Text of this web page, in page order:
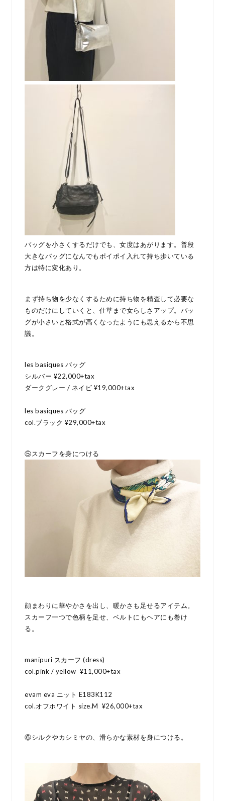
バッグを小さくするだけでも、女度はあがります。普段
大きなバッグになんでもポイポイ入れて持ち歩いている
方は特に変化あり。
まず持ち物を少なくするために持ち物を精査して必要な
ものだけにしていくと、仕草まで女らしさアップ。バッ
グが小さいと格式が高くなったようにも思えるから不思
議。
les basiques バッグ
シルバー ¥22,000+tax
ダークグレー / ネイビ ¥19,000+tax
les basiques バッグ
col.ブラック ¥29,000+tax
⑤スカーフを身につける
顔まわりに華やかさを出し、暖かさも足せるアイテム。
スカーフ一つで色柄を足せ、ベルトにもヘアにも巻け
る。
manipuri スカーフ (dress)
col.pink / yellow ¥11,000+tax
evam eva ニット E183K112
col.オフホワイト size.M ¥26,000+tax
⑥シルクやカシミヤの、滑らかな素材を身につける。